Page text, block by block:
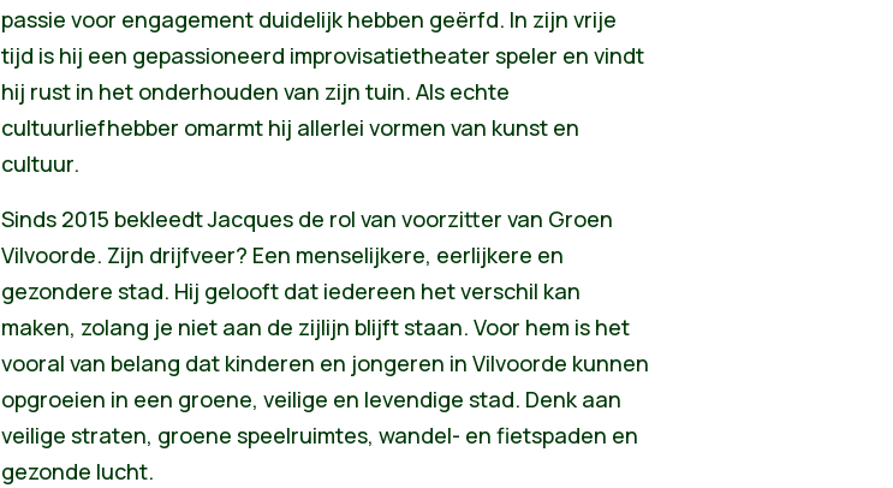
passie voor engagement duidelijk hebben geërfd. In zijn vrije
tijd is hij een gepassioneerd improvisatietheater speler en vindt
hij rust in het onderhouden van zijn tuin. Als echte
cultuurliefhebber omarmt hij allerlei vormen van kunst en
cultuur.
Sinds 2015 bekleedt Jacques de rol van voorzitter van Groen
Vilvoorde. Zijn drijfveer? Een menselijkere, eerlijkere en
gezondere stad. Hij gelooft dat iedereen het verschil kan
maken, zolang je niet aan de zijlijn blijft staan. Voor hem is het
vooral van belang dat kinderen en jongeren in Vilvoorde kunnen
opgroeien in een groene, veilige en levendige stad. Denk aan
veilige straten, groene speelruimtes, wandel- en fietspaden en
gezonde lucht.